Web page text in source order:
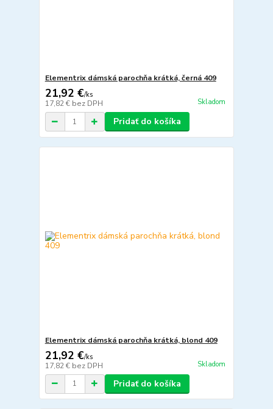
Elementrix dámská parochňa krátká, černá 409
21,92 €/ks
17,82 € bez DPH Skladom
Pridať do košíka
Elementrix dámská parochňa krátká, blond 409
21,92 €/ks
17,82 € bez DPH Skladom
Pridať do košíka